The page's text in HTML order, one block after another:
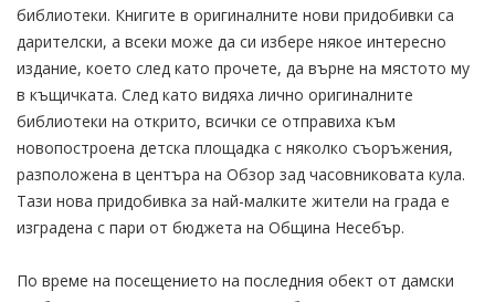
библиотеки. Книгите в оригиналните нови придобивки са
дарителски, а всеки може да си избере някое интересно
издание, което след като прочете, да върне на мястото му
в къщичката. След като видяха лично оригиналните
библиотеки на открито, всички се отправиха към
новопостроена детска площадка с няколко съоръжения,
разположена в центъра на Обзор зад часовниковата кула.
Тази нова придобивка за най-малките жители на града е
изградена с пари от бюджета на Община Несебър.
По време на посещението на последния обект от дамски